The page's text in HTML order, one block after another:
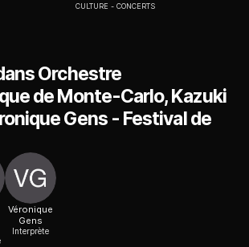
CULTURE CONCERTS
Orchestre
de Monte-Carlo, Kazuki
Gens - Festival de
Véronique
Gens
Interprète